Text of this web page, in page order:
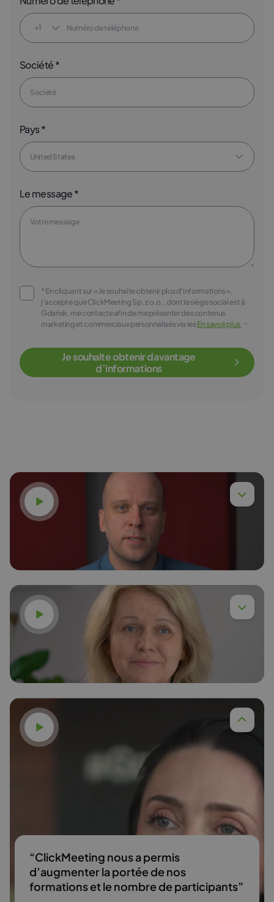
+1
Société *
Pays *
Le message *
* En cliquant sur « Je souhaite obtenir plus d’informations »,
j’accepte que ClickMeeting Sp. z o.o., dont le siège social est à
Gdańsk, me contacte afin de me présenter des contenus
marketing et commerciaux personnalisés via lesEn savoir plus
Je souhaite obtenir davantage
d’informations
Voir la vidéo
Dr ing. Piotr Chyła
Voir la vidéo
Dr Anna Budzińska
En savoir plus
Voir la vidéo
“ClickMeeting nous a permis
d’augmenter la portée de nos
formations et le nombre de participants”